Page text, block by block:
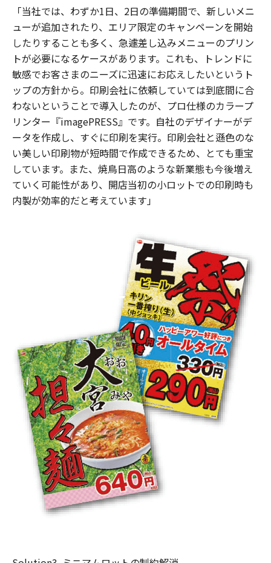
「当社では、わずか1日、2日の準備期間で、新しいメニ
ューが追加されたり、エリア限定のキャンペーンを開始
したりすることも多く、急遽差し込みメニューのプリン
トが必要になるケースがあります。これも、トレンドに
敏感でお客さまのニーズに迅速にお応えしたいというト
ップの方針から。印刷会社に依頼していては到底間に合
わないということで導入したのが、プロ仕様のカラープ
リンター『imagePRESS』です。自社のデザイナーがデ
ータを作成し、すぐに印刷を実行。印刷会社と遜色のな
い美しい印刷物が短時間で作成できるため、とても重宝
しています。また、焼鳥日高のような新業態も今後増え
ていく可能性があり、開店当初の小ロットでの印刷時も
内製が効率的だと考えています」